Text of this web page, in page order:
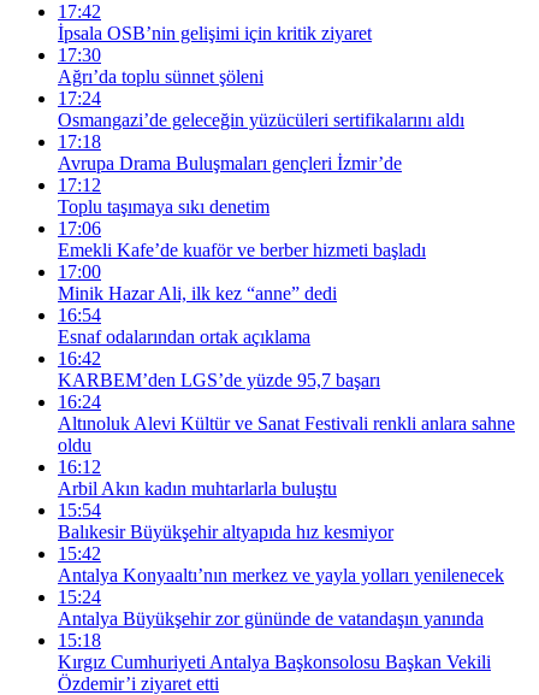
17:42
İpsala OSB’nin gelişimi için kritik ziyaret
17:30
Ağrı’da toplu sünnet şöleni
17:24
Osmangazi’de geleceğin yüzücüleri sertifikalarını aldı
17:18
Avrupa Drama Buluşmaları gençleri İzmir’de
17:12
Toplu taşımaya sıkı denetim
17:06
Emekli Kafe’de kuaför ve berber hizmeti başladı
17:00
Minik Hazar Ali, ilk kez “anne” dedi
16:54
Esnaf odalarından ortak açıklama
16:42
KARBEM’den LGS’de yüzde 95,7 başarı
16:24
Altınoluk Alevi Kültür ve Sanat Festivali renkli anlara sahne
oldu
16:12
Arbil Akın kadın muhtarlarla buluştu
15:54
Balıkesir Büyükşehir altyapıda hız kesmiyor
15:42
Antalya Konyaaltı’nın merkez ve yayla yolları yenilenecek
15:24
Antalya Büyükşehir zor gününde de vatandaşın yanında
15:18
Kırgız Cumhuriyeti Antalya Başkonsolosu Başkan Vekili
Özdemir’i ziyaret etti